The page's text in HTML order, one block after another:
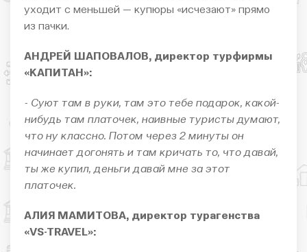
уходит с меньшей — купюры «исчезают» прямо
из пачки.
АНДРЕЙ ШАПОВАЛОВ, директор турфирмы
«КАПИТАН»:
- Суют там в руки, там это тебе подарок, какой-
нибудь там платочек, наивные туристы думают,
что ну классно. Потом через 2 минуты он
начинает догонять и там кричать то, что давай,
ты же купил, деньги давай мне за этот
платочек.
АЛИЯ МАМИТОВА, директор турагенства
«VS-TRAVEL»: